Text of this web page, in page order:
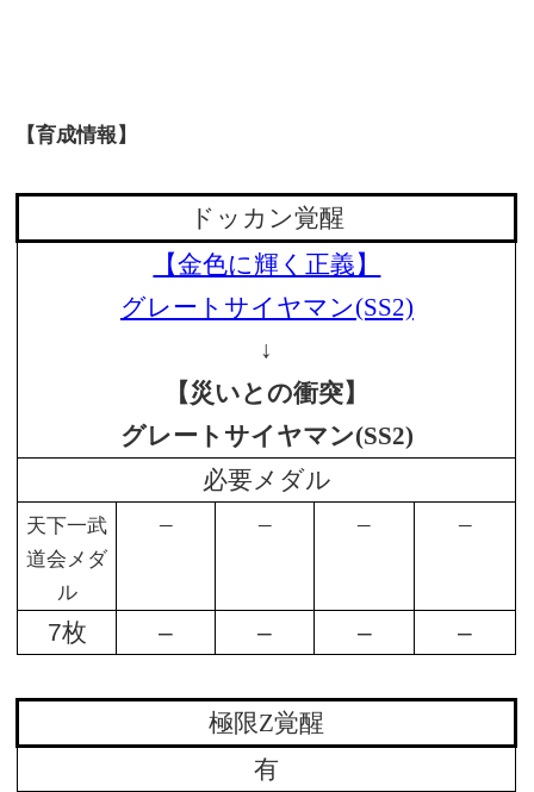
【育成情報】
ドッカン覚醒
【金色に輝く正義】
グレートサイヤマン(SS2)
↓
【災いとの衝突】
グレートサイヤマン(SS2)
必要メダル
天下一武
道会メダ
ル
– – – –
7枚 – – – –
極限Z覚醒
有